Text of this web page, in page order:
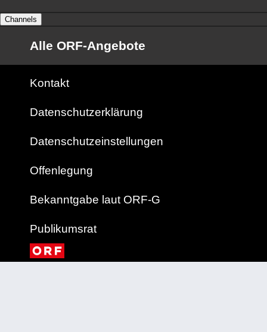
Channels
Alle ORF-Angebote
Kontakt
Datenschutzerklärung
Datenschutzeinstellungen
Offenlegung
Bekanntgabe laut ORF-G
Publikumsrat